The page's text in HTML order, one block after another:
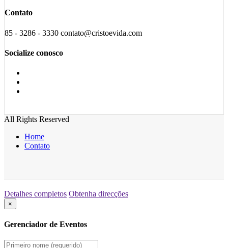
Contato
85 - 3286 - 3330 contato@cristoevida.com
Socialize conosco
All Rights Reserved
Home
Contato
Detalhes completos Obtenha direcções
×
Gerenciador de Eventos